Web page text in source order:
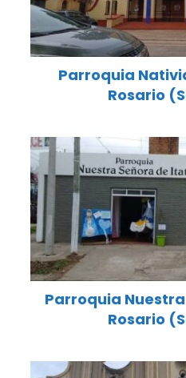
Parroquia
Rosario
Parroquia
Rosario